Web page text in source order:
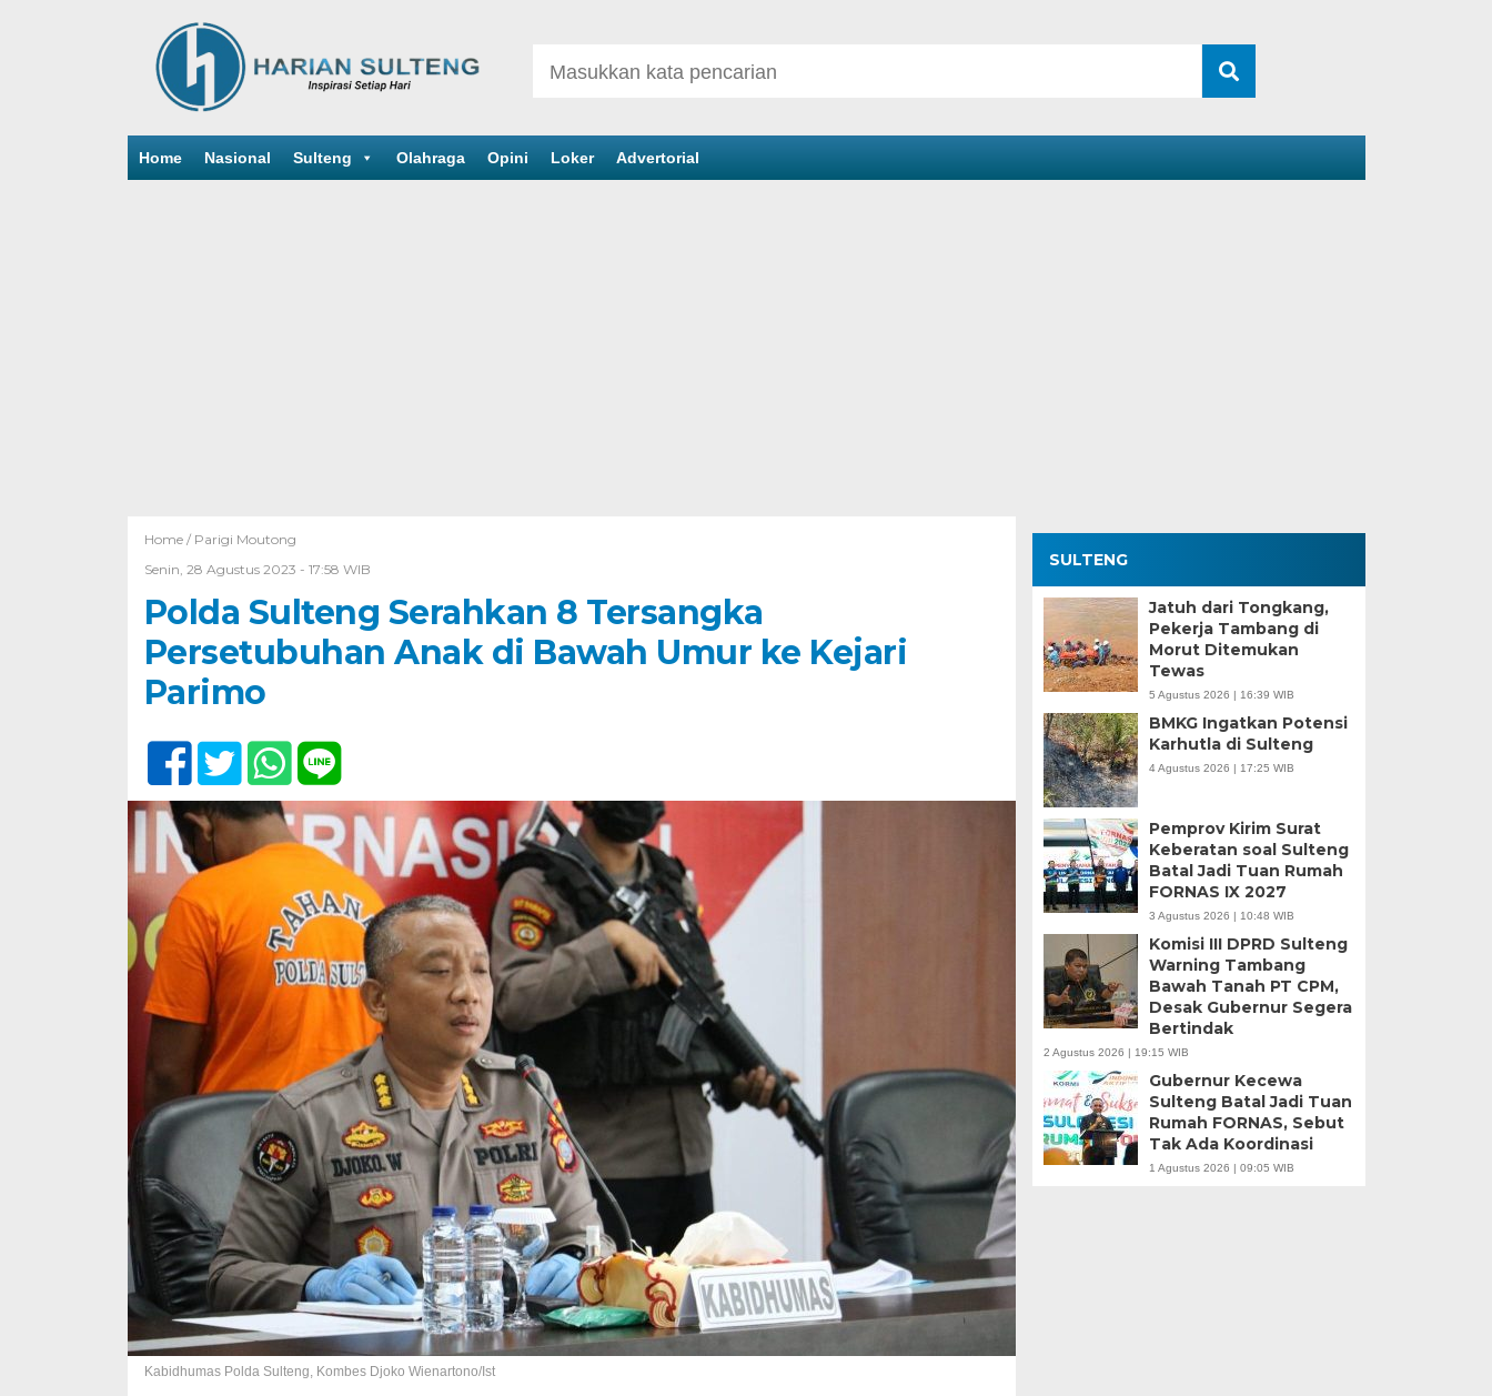
Home Nasional Sulteng Olahraga Opini Loker Advertorial
Home / Parigi Moutong
Senin, 28 Agustus 2023 - 17:58 WIB
Polda Sulteng Serahkan 8 Tersangka
Persetubuhan Anak di Bawah Umur ke Kejari
Parimo
Kabidhumas Polda Sulteng, Kombes Djoko Wienartono/Ist
SULTENG
Jatuh dari Tongkang,
Pekerja Tambang di
Morut Ditemukan
Tewas
5 Agustus 2026 | 16:39 WIB
BMKG Ingatkan Potensi
Karhutla di Sulteng
4 Agustus 2026 | 17:25 WIB
Pemprov Kirim Surat
Keberatan soal Sulteng
Batal Jadi Tuan Rumah
FORNAS IX 2027
3 Agustus 2026 | 10:48 WIB
Komisi III DPRD Sulteng
Warning Tambang
Bawah Tanah PT CPM,
Desak Gubernur Segera
Bertindak
2 Agustus 2026 | 19:15 WIB
Gubernur Kecewa
Sulteng Batal Jadi Tuan
Rumah FORNAS, Sebut
Tak Ada Koordinasi
1 Agustus 2026 | 09:05 WIB